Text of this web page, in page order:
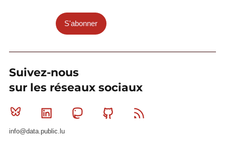
S'abonner
Suivez-nous
sur les réseaux sociaux
Bluesky Linkedin MastodonGithub
info@data.public.lu